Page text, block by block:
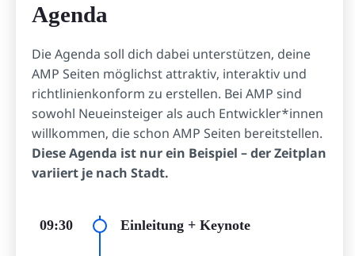
Agenda
Die Agenda soll dich dabei unterstützen, deine
AMP Seiten möglichst attraktiv, interaktiv und
richtlinienkonform zu erstellen. Bei AMP sind
sowohl Neueinsteiger als auch Entwickler*innen
willkommen, die schon AMP Seiten bereitstellen.
Diese Agenda ist nur ein Beispiel – der Zeitplan
variiert je nach Stadt.
09:30 Einleitung + Keynote